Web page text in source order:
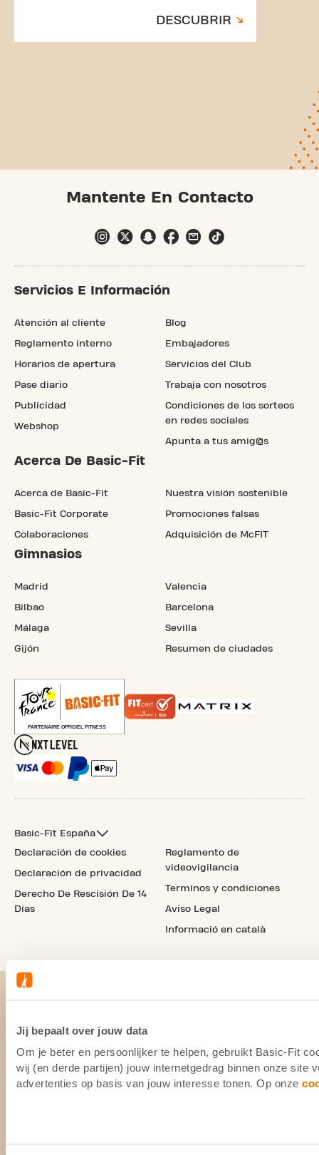
Jij bepaalt over jouw data
Om je beter en persoonlijker te helpen, gebruikt Basic-Fit
wij (en derde partijen) jouw internetgedrag binnen onze site
advertenties op basis van jouw interesse tonen. Op onze
DESCUBRIR
Mantente En Contacto
Servicios E Información
Atención al cliente
Reglamento interno
Horarios de apertura
Pase diario
Publicidad
Webshop
Blog
Embajadores
Servicios del Club
Trabaja con nosotros
Condiciones de los sorteos
en redes sociales
Apunta a tus amig@s
Acerca De Basic-Fit
Acerca de Basic-Fit
Basic-Fit Corporate
Colaboraciones
Nuestra visión sostenible
Promociones falsas
Adquisición de McFIT
Gimnasios
Madrid
Bilbao
Málaga
Gijón
Valencia
Barcelona
Sevilla
Resumen de ciudades
Basic-Fit España
Declaración de cookies
Declaración de privacidad
Derecho De Rescisión De 14
Días
Reglamento de
videovigilancia
Terminos y condiciones
Aviso Legal
Informació en català